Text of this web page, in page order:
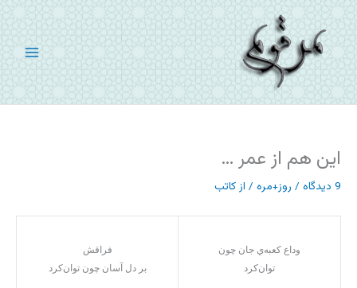
پرش
به
محتوا
این هم از عمر …
9 دیدگاه / روز+مره / از کاتب
وداع کعبه‌ي جان چون
توان‌کرد
فراقش
بر دل آسان چون توان‌کرد